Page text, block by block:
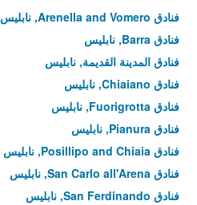
فنادق Arenella and Vomero, نابليس
فنادق Barra, نابليس
فنادق المدينة القديمة, نابليس
فنادق Chiaiano, نابليس
فنادق Fuorigrotta, نابليس
فنادق Pianura, نابليس
فنادق Posillipo and Chiaia, نابليس
فنادق San Carlo all'Arena, نابليس
فنادق San Ferdinando, نابليس